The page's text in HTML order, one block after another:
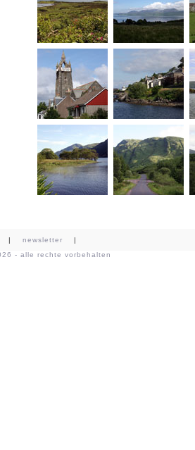
| newsletter |
- alle rechte vorbehalten